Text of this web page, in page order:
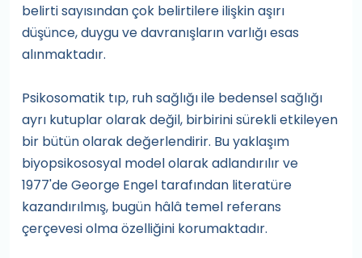
belirti sayısından çok belirtilere ilişkin aşırı
düşünce, duygu ve davranışların varlığı esas
alınmaktadır.
Psikosomatik tıp, ruh sağlığı ile bedensel sağlığı
ayrı kutuplar olarak değil, birbirini sürekli etkileyen
bir bütün olarak değerlendirir. Bu yaklaşım
biyopsikososyal model olarak adlandırılır ve
1977'de George Engel tarafından literatüre
kazandırılmış, bugün hâlâ temel referans
çerçevesi olma özelliğini korumaktadır.